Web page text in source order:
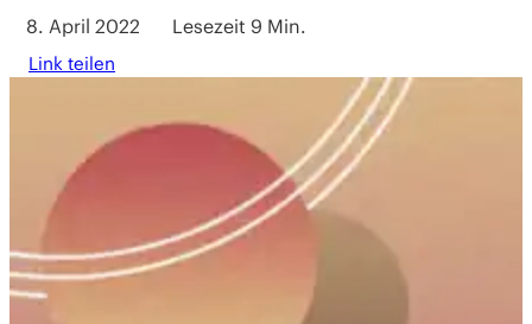
8. April 2022 Lesezeit 9 Min.
Link teilen